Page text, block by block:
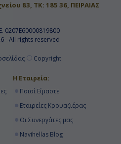
Χουμπαρντ Αλασκα
και Γρεναδινες
Χουμπαρντ Αλασκα
83, ΤΚ: 185 36, ΠΕΙΡΑΙΑΣ
0207Ε60000819800
- All rights reserved
Copyright
Η Εταιρεία:
Ποιοί Είμαστε
Εταιρείες Κρουαζιέρας
Οι Συνεργάτες μας
Navihellas Blog